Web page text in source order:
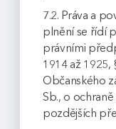
7.2. Práva a
plnění se řídí
právními
1914 až 1925,
Občanského
Sb., o
pozdějších